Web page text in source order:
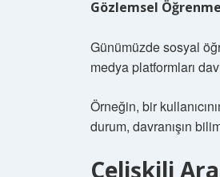
Gözlemsel
Günümüzde sosyal
medya platformları
Örneğin, bir
durum, davranışın
Çelişkili